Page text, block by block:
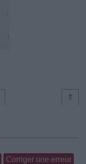
⇑
Corriger une erreur